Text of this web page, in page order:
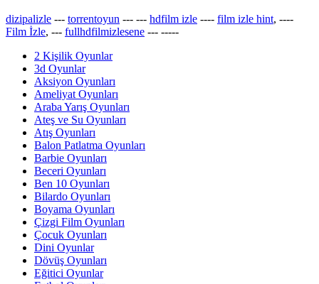
dizipalizle --- torrentoyun --- --- hdfilm izle ---- film izle hint, ----
Film İzle, --- fullhdfilmizlesene --- -----
2 Kişilik Oyunlar
3d Oyunlar
Aksiyon Oyunları
Ameliyat Oyunları
Araba Yarış Oyunları
Ateş ve Su Oyunları
Atış Oyunları
Balon Patlatma Oyunları
Barbie Oyunları
Beceri Oyunları
Ben 10 Oyunları
Bilardo Oyunları
Boyama Oyunları
Çizgi Film Oyunları
Çocuk Oyunları
Dini Oyunlar
Dövüş Oyunları
Eğitici Oyunlar